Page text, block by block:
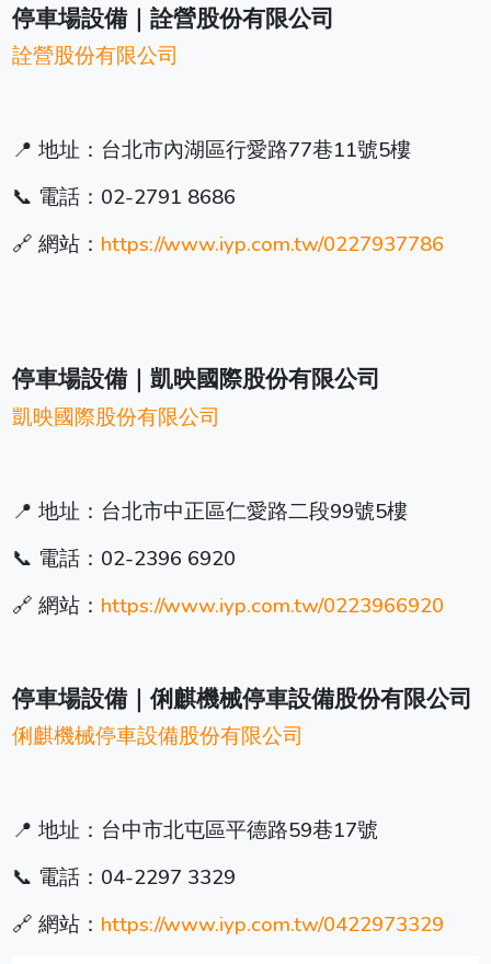
停車場設備｜詮營股份有限公司
詮營股份有限公司
📍 地址：台北市內湖區行愛路77巷11號5樓
📞 電話：02-2791 8686
🔗 網站： https://www.iyp.com.tw/0227937786
停車場設備｜凱映國際股份有限公司
凱映國際股份有限公司
📍 地址：台北市中正區仁愛路二段99號5樓
📞 電話：02-2396 6920
🔗 網站： https://www.iyp.com.tw/0223966920
停車場設備｜俐麒機械停車設備股份有限公司
俐麒機械停車設備股份有限公司
📍 地址：台中市北屯區平德路59巷17號
📞 電話：04-2297 3329
🔗 網站： https://www.iyp.com.tw/0422973329